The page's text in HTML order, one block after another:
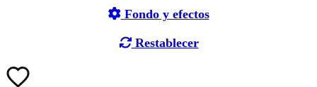
Fondo y efectos
Restablecer